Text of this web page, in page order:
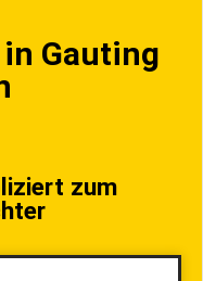
Gauting
zum